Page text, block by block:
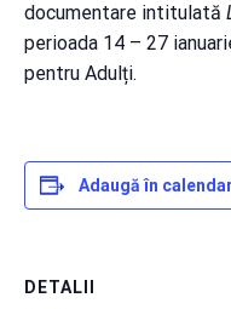
documentare intitulată
perioada 14 – 27
pentru Adulți.
Adaugă în calendar
DETALII